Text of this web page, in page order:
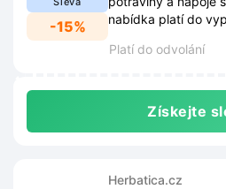
-15%
nabídka platí do
Platí do odvolání
Získejte
Herbatica.cz